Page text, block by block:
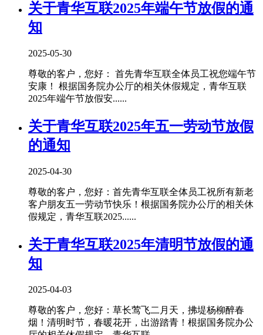
关于青华互联2025年端午节放假的通
知
2025-05-30
尊敬的客户，您好： 首先青华互联全体员工祝您端午节
安康！ 根据国务院办公厅的相关休假规定，青华互联
2025年端午节放假安......
关于青华互联2025年五一劳动节放假
的通知
2025-04-30
尊敬的客户，您好：首先青华互联全体员工祝所有新老
客户朋友五一劳动节快乐！根据国务院办公厅的相关休
假规定，青华互联2025......
关于青华互联2025年清明节放假的通
知
2025-04-03
尊敬的客户，您好：草长莺飞二月天，拂堤杨柳醉春
烟！清明时节，春暖花开，出游踏青！根据国务院办公